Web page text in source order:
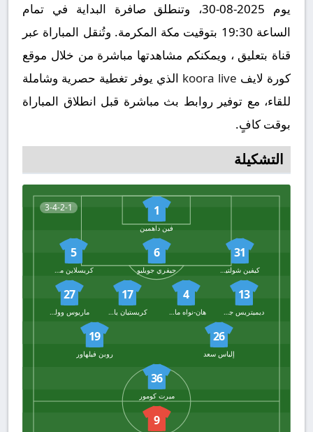
يوم 2025-08-30، وتنطلق صافرة البداية في تمام
الساعة 19:30 بتوقيت مكة المكرمة. وتُنقل المباراة عبر
قناة بتعليق ، ويمكنكم مشاهدتها مباشرة من خلال موقع
كورة لايف koora live الذي يوفر تغطية حصرية وشاملة
للقاء، مع توفير روابط بث مباشرة قبل انطلاق المباراة
بوقت كافٍ.
التشكيلة
3-4-2-1 1
فين داهمين
31
كيفين شولتيربيك
6
جيفري جويليو
5
كريسلاين ماتسيما
13
ديميتريس جيانوليس
4
هان-نواه ماسينجو
17
كريستيان ياكيتش
27
ماريوس وولف
26
إلياس سعد
19
روبن فيلهاور
36
ميرت كومور
9